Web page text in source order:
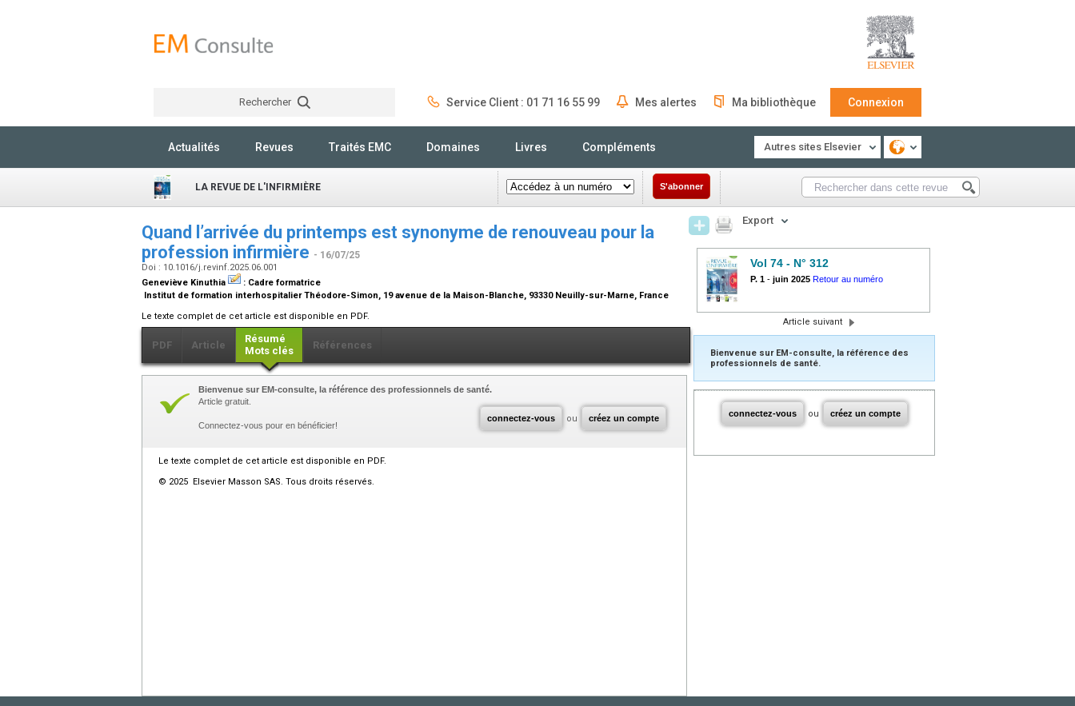
Rechercher Service Client : 01 71 16 55 99 Mes alertes Ma bibliothèque Connexion
Actualités Revues Traités EMC Domaines Livres Compléments Autres sites Elsevier
LA REVUE DE L'INFIRMIÈRE S'abonner
Quand l’arrivée du printemps est synonyme de renouveau pour la
profession infirmière - 16/07/25
Doi : 10.1016/j.revinf.2025.06.001
Geneviève Kinuthia
: Cadre formatrice
Institut de formation interhospitalier Théodore-Simon, 19 avenue de la Maison-Blanche, 93330 Neuilly-sur-Marne, France
Le texte complet de cet article est disponible en PDF.
PDF Article
Résumé
Mots clés
Références
connectez-vous ou créez un compte
Bienvenue sur EM-consulte, la référence des professionnels de santé.
Article gratuit.
Connectez-vous pour en bénéficier!
Le texte complet de cet article est disponible en PDF.
© 2025 Elsevier Masson SAS. Tous droits réservés.
Export
Vol 74 - N° 312
P. 1 - juin 2025 Retour au numéro
Article suivant
Bienvenue sur EM-consulte, la référence des
professionnels de santé.
connectez-vous ou créez un compte